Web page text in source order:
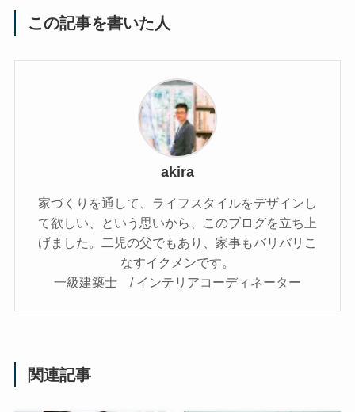
この記事を書いた人
akira
家づくりを通して、ライフスタイルをデザインし
て欲しい、という思いから、このブログを立ち上
げました。二児の父でもあり、家事もバリバリこ
なすイクメンです。
一級建築士 / インテリアコーディネーター
関連記事